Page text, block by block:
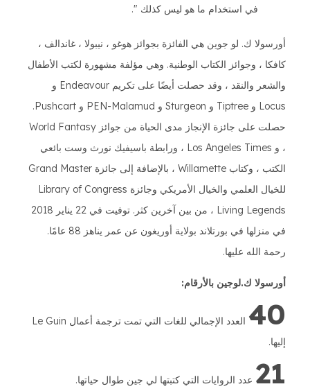
في استخدام ما هو ليس كذلك ".
أورسولا ك. لو جوين هي الفائزة بجوائز هوغو ، نيبولا ، غاندالف ،
كافكا ، وجوائز الكتاب الوطنية. وهي مؤلفة مشهورة لكتب الأطفال
والشعر والنقد ، وقد حصلت أيضًا على تكريم Endeavour و
Locus و Tiptree و Sturgeon و PEN-Malamud و Pushcart.
حصلت على جائزة الإنجاز مدى الحياة من جوائز World Fantasy
، و Los Angeles Times ، ورابطة باسيفيك نورث وست بائعي
الكتب ، وكتاب Willamette ، بالإضافة إلى جائزة Grand Master
للخيال العلمي والخيال الأمريكي وجائزة Library of Congress
Living Legends ، من بين آخرين كثر. توفيت في 22 يناير 2018
في منزلها في بورتلاند بولاية أوريغون عن عمر يناهز 88 عامًا.
رحمة الله عليها.
أورسولا ك.لوجين بالأرقام:
40
العدد الإجمالي للغات التي تمت ترجمة أعمال Le Guin
إليها.
21 عدد الروايات التي كتبتها لي جين طوال حياتها.